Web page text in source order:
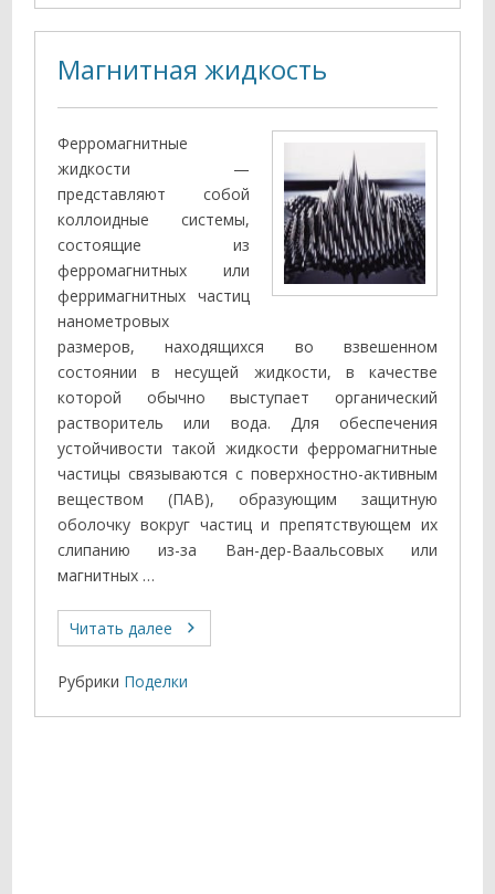
Магнитная жидкость
Ферромагнитные
жидкости —
представляют собой
коллоидные системы,
состоящие из
ферромагнитных или
ферримагнитных частиц
нанометровых
размеров, находящихся во взвешенном
состоянии в несущей жидкости, в качестве
которой обычно высту­пает органический
растворитель или вода. Для обеспечения
устойчивости такой жидкости ферромагнитные
частицы связываются с поверхностно-активным
веществом (ПАВ), образующим защитную
оболочку вокруг частиц и препятствующем их
слипа­нию из-за Ван-дер-Ваальсовых или
магнитных …
Читать далее
Рубрики Поделки